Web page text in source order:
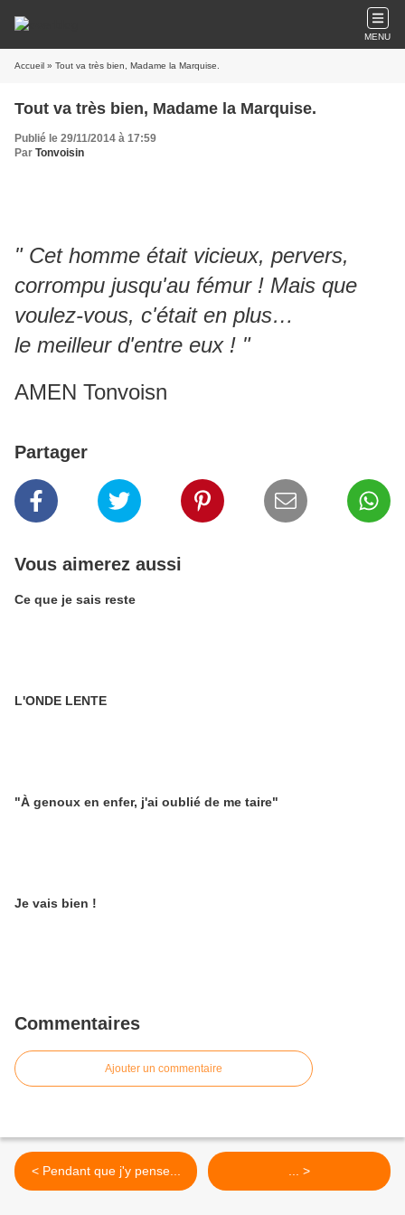
MENU
Accueil » Tout va très bien, Madame la Marquise.
Tout va très bien, Madame la Marquise.
Publié le 29/11/2014 à 17:59
Par Tonvoisin
" Cet homme était vicieux, pervers,
corrompu jusqu'au fémur ! Mais que
voulez-vous, c'était en plus…
le meilleur d'entre eux ! "
AMEN Tonvoisn
Partager
Vous aimerez aussi
Ce que je sais reste
L'ONDE LENTE
"À genoux en enfer, j'ai oublié de me taire"
Je vais bien !
Commentaires
Ajouter un commentaire
< Pendant que j'y pense... ... >